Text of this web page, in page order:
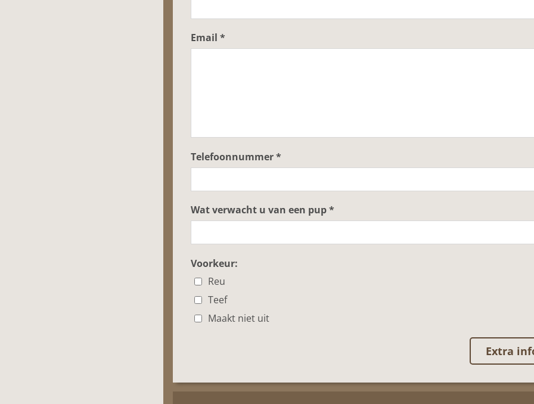
Email *
Telefoonnummer *
Wat verwacht u van een pup *
Voorkeur:
Reu
Teef
Maakt niet uit